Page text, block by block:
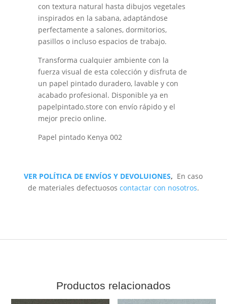
con textura natural hasta dibujos vegetales
inspirados en la sabana, adaptándose
perfectamente a salones, dormitorios,
pasillos o incluso espacios de trabajo.
Transforma cualquier ambiente con la
fuerza visual de esta colección y disfruta de
un papel pintado duradero, lavable y con
acabado profesional. Disponible ya en
papelpintado.store con envío rápido y el
mejor precio online.
Papel pintado Kenya 002
VER POLÍTICA DE ENVÍOS Y DEVOLUIONES, En caso
de materiales defectuosos contactar con nosotros.
Productos relacionados